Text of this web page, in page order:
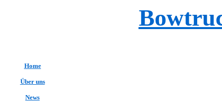
Home
Über uns
News